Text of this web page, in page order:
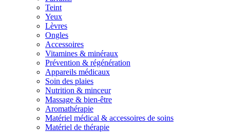
Teint
Yeux
Lèvres
Ongles
Accessoires
Vitamines & minéraux
Prévention & régénération
Appareils médicaux
Soin des plaies
Nutrition & minceur
Massage & bien-être
Aromathérapie
Matériel médical & accessoires de soins
Matériel de thérapie